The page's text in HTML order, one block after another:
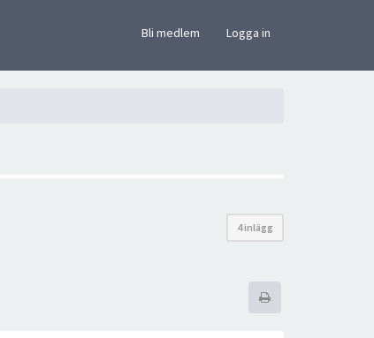
Bli medlem Logga in
4 inlägg